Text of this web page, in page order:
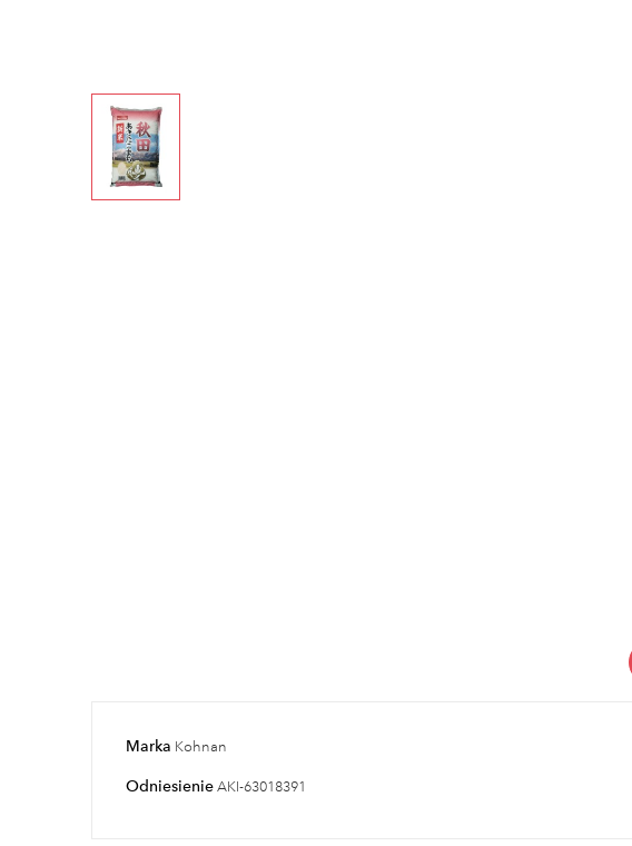
Marka Kohnan
OdniesienieAKI-63018391